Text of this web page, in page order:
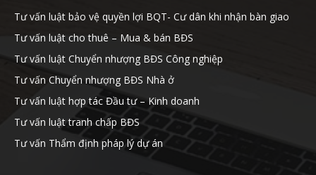
Tư vấn luật bảo vệ quyền lợi BQT- Cư dân khi nhận bàn giao
Tư vấn luật cho thuê – Mua & bán BĐS
Tư vấn luật Chuyển nhượng BĐS Công nghiệp
Tư vấn Chuyển nhượng BĐS Nhà ở
Tư vấn luật hợp tác Đầu tư – Kinh doanh
Tư vấn luật tranh chấp BĐS
Tư vấn Thẩm định pháp lý dự án